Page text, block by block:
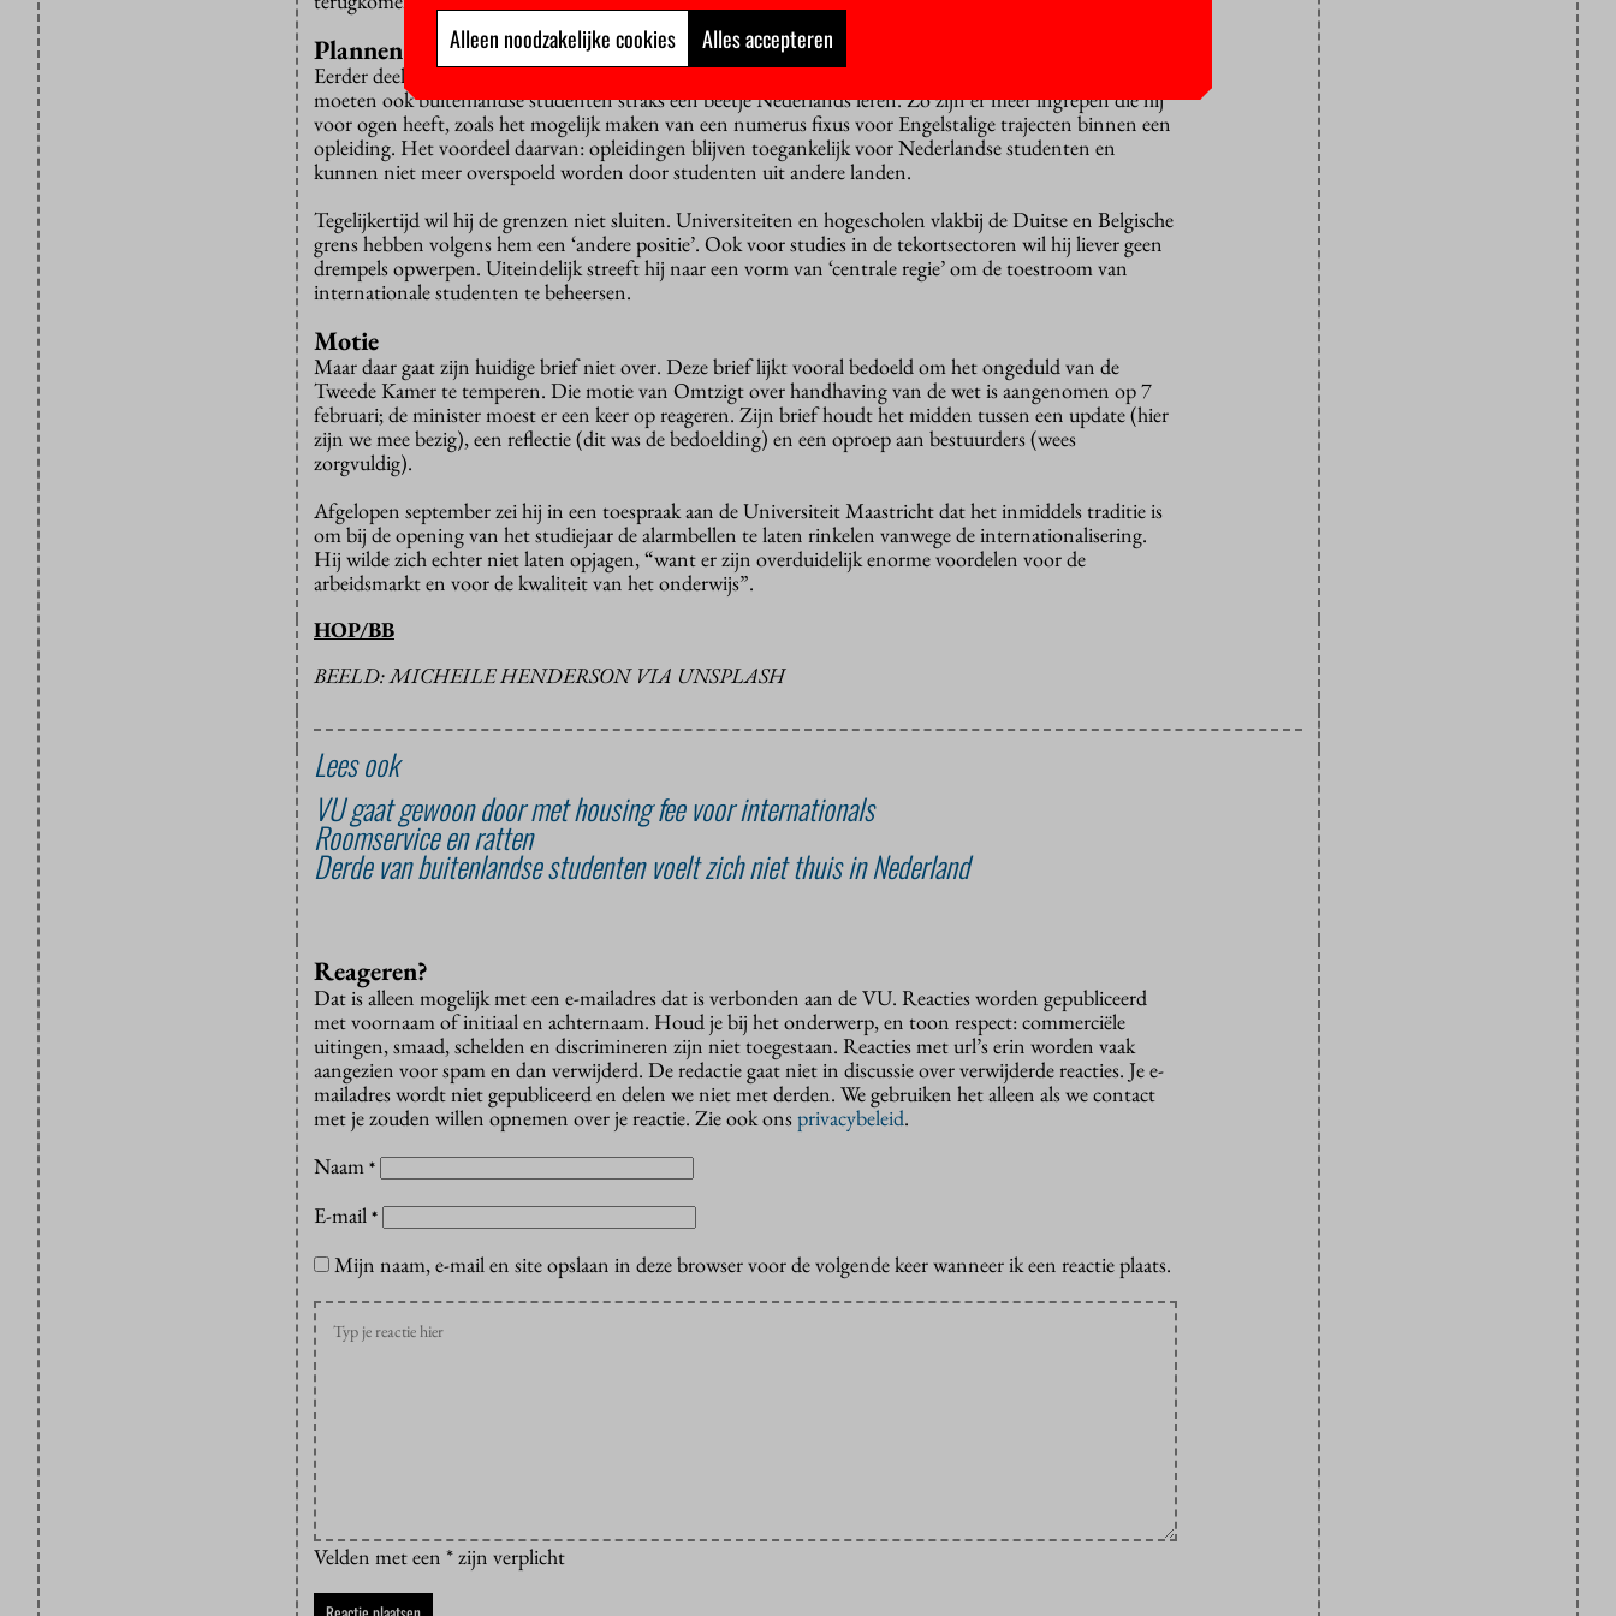
Plannen
Eerder deelde hij zijn eigenplannenom grip te krijgen op de internationalisering. Als het aan hem ligt,
moeten ook buitenlandse studenten straks een beetje Nederlands leren. Zo zijn er meer ingrepen die hij
voor ogen heeft, zoals het mogelijk maken van een numerus fixus voor Engelstalige trajecten binnen een
opleiding. Het voordeel daarvan: opleidingen blijven toegankelijk voor Nederlandse studenten en
kunnen niet meer overspoeld worden door studenten uit andere landen.
Tegelijkertijd wil hij de grenzen niet sluiten. Universiteiten en hogescholen vlakbij de Duitse en Belgische
grens hebben volgens hem een ‘andere positie’. Ook voor studies in de tekortsectoren wil hij liever geen
drempels opwerpen. Uiteindelijk streeft hij naar een vorm van ‘centrale regie’ om de toestroom van
internationale studenten te beheersen.
Motie
Maar daar gaat zijn huidige brief niet over. Deze brief lijkt vooral bedoeld om het ongeduld van de
Tweede Kamer te temperen. Die motie van Omtzigt over handhaving van de wet is aangenomen op 7
februari; de minister moest er een keer op reageren. Zijn brief houdt het midden tussen een update (hier
zijn we mee bezig), een reflectie (dit was de bedoelding) en een oproep aan bestuurders (wees
zorgvuldig).
Afgelopen september zei hij in een toespraak aan de Universiteit Maastricht dat het inmiddels traditie is
om bij de opening van het studiejaar de alarmbellen te laten rinkelen vanwege de internationalisering.
Hij wilde zich echter niet laten opjagen, “want er zijn overduidelijk enorme voordelen voor de
arbeidsmarkt en voor de kwaliteit van het onderwijs”.
HOP/BB
BEELD: MICHEILE HENDERSON VIA UNSPLASH
Lees ook
VU gaat gewoon door met housing fee voor internationals
Roomservice en ratten
Derde van buitenlandse studenten voelt zich niet thuis in Nederland
Reageren?
Dat is alleen mogelijk met een e-mailadres dat is verbonden aan de VU. Reacties worden gepubliceerd
met voornaam of initiaal en achternaam. Houd je bij het onderwerp, en toon respect: commerciële
uitingen, smaad, schelden en discrimineren zijn niet toegestaan. Reacties met url’s erin worden vaak
aangezien voor spam en dan verwijderd. De redactie gaat niet in discussie over verwijderde reacties. Je e-
mailadres wordt niet gepubliceerd en delen we niet met derden. We gebruiken het alleen als we contact
met je zouden willen opnemen over je reactie. Zie ook onsprivacybeleid.
Naam *
E-mail *
Mijn naam, e-mail en site opslaan in deze browser voor de volgende keer wanneer ik een reactie plaats.
Velden met een * zijn verplicht
Alleen noodzakelijke cookies Alles accepteren